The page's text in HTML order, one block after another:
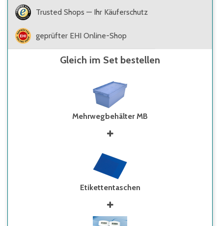
Trusted Shops — Ihr Käuferschutz
geprüfter EHI Online-Shop
Gleich im Set bestellen
Mehrwegbehälter MB
Etikettentaschen